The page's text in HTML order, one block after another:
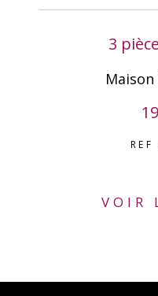
3
VOIR